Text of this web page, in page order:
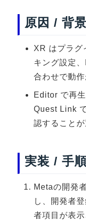
《3DGS》
3DGSスキャンサービス
3DGS受託開発
3D Gaussian
《受託開発》
受託開発
超体験★販促システム
MR体験型研修プラッ
バーチャルイベント
3D空間キャプチャー
原因 / 背景
XR はプラグ
キング設定
合わせで動作
Editor で再
Quest Link
認することが
実装 / 手
Metaの開発
し、開発者
者項目が表